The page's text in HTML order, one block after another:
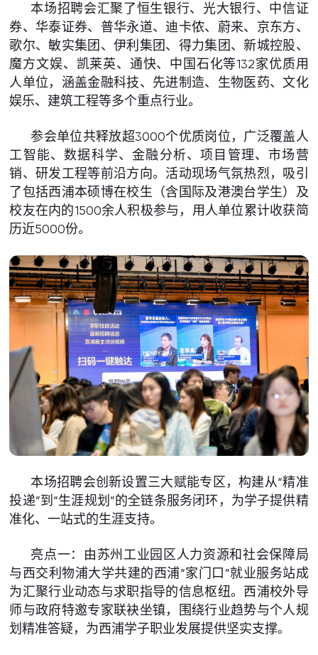
本场招聘会汇聚了恒生银行、光大银行、中信证
券、华泰证券、普华永道、迪卡侬、蔚来、京东方、
歌尔、敏实集团、伊利集团、得力集团、新城控股、
魔方文娱、凯莱英、通快、中国石化等132家优质用
人单位，涵盖金融科技、先进制造、生物医药、文化
娱乐、建筑工程等多个重点行业。
参会单位共释放超3000个优质岗位，广泛覆盖人
工智能、数据科学、金融分析、项目管理、市场营
销、研发工程等前沿方向。活动现场气氛热烈，吸引
了包括西浦本硕博在校生（含国际及港澳台学生）及
校友在内的1500余人积极参与，用人单位累计收获简
历近5000份。
本场招聘会创新设置三大赋能专区，构建从“精准
投递”到“生涯规划”的全链条服务闭环，为学子提供精
准化、一站式的生涯支持。
亮点一：由苏州工业园区人力资源和社会保障局
与西交利物浦大学共建的西浦“家门口”就业服务站成
为汇聚行业动态与求职指导的信息枢纽。西浦校外导
师与政府特邀专家联袂坐镇，围绕行业趋势与个人规
划精准答疑，为西浦学子职业发展提供坚实支撑。